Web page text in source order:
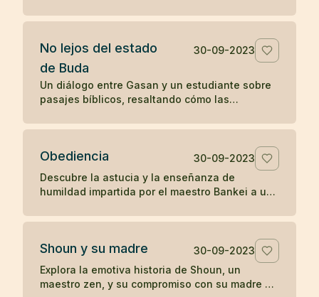
apreciación de las bellezas invaluables de la
No lejos del estado
de Buda
30-09-2023
Un diálogo entre Gasan y un estudiante sobre
pasajes bíblicos, resaltando cómo las
resonaron con la perspectiva budista de Gasan
presente.
Obediencia
30-09-2023
Descubre la astucia y la enseñanza de
humildad impartida por el maestro Bankei a un
destaca la simplicidad y directa sabiduría del
Shoun y su madre
30-09-2023
Explora la emotiva historia de Shoun, un
maestro zen, y su compromiso con su madre a